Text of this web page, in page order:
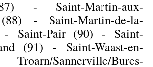
- Saint-Martin-aux-
- Saint-Martin-de-la-
- Saint-Pair (90) - Saint-
(91) - Saint-Waast-en-
Troarn/Sannerville/Bures-